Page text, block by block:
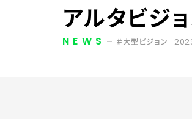
アルタビジ
NEWS 大型ビジョン